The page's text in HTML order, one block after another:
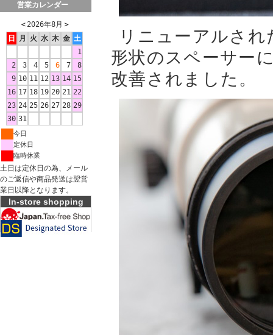
営業カレンダー
＜ 2026年8月 ＞
日
月 火 水 木 金 土
1
2
3 4 5 6 7
8
9 10 11 12 13 14 15
16 17 18 19 20 21 22
23 24 25 26 27 28 29
30 31
今日
定休日
臨時休業
土日は定休日の為、メール
のご返信や商品発送は翌営
業日以降となります。
In-store shopping
リニューアルされ
形状のスペーサー
改善されました。